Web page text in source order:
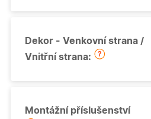
Dekor - Venkovní strana /
Vnitřní strana:
Montážní příslušenství